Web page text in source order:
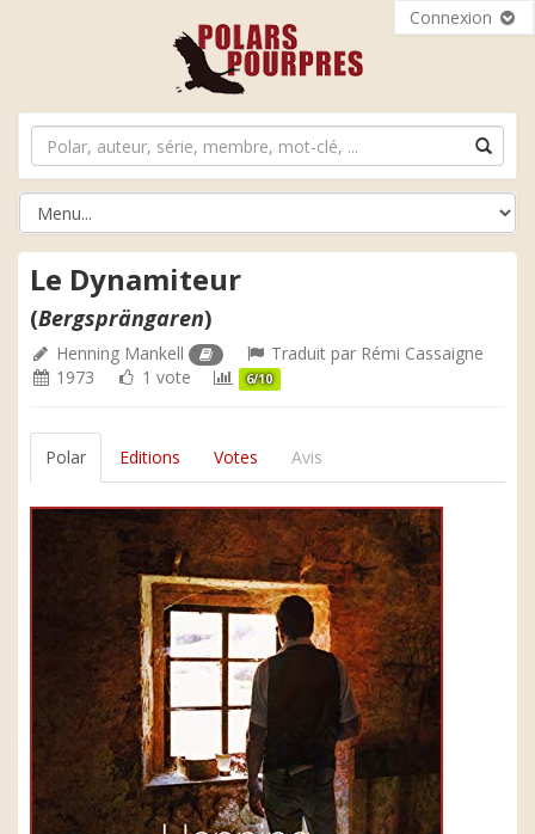
Connexion
Le Dynamiteur
(Bergsprängaren)
Henning Mankell Traduit par Rémi Cassaigne
1973
1 vote 6/10
Polar Editions Votes Avis